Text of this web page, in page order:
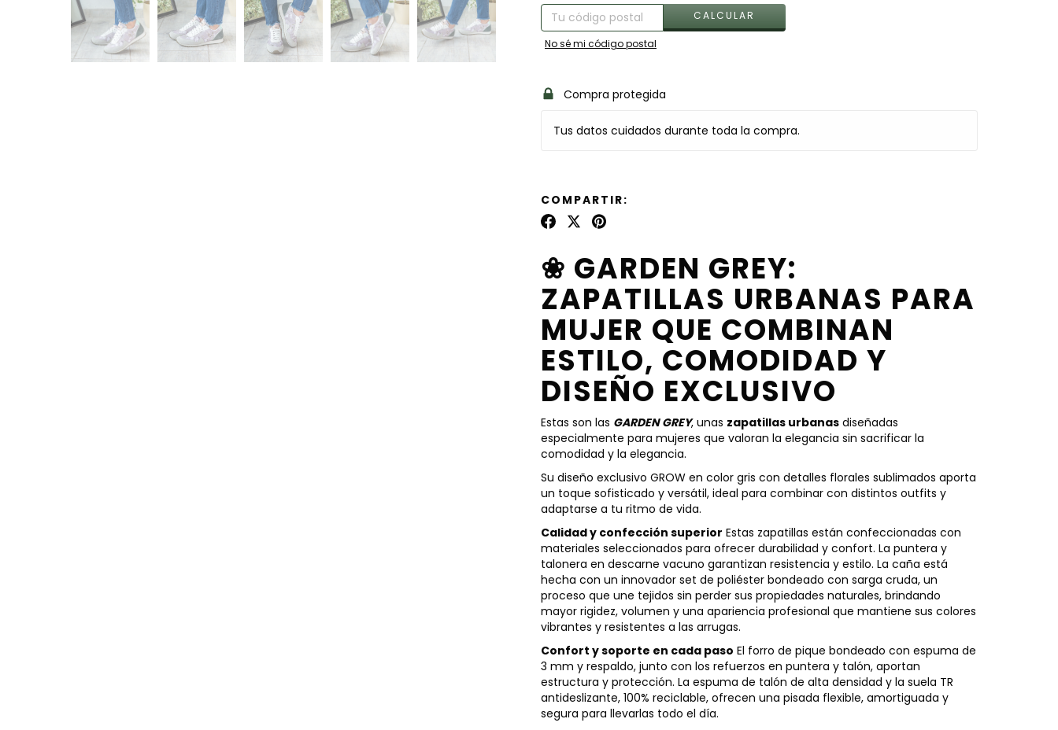
CALCULAR
No sé mi código postal
Compra protegida
Tus datos cuidados durante toda la compra.
COMPARTIR:
❀ GARDEN GREY:
ZAPATILLAS URBANAS PARA
MUJER QUE COMBINAN
ESTILO, COMODIDAD Y
DISEÑO EXCLUSIVO
Estas son las GARDEN GREY, unas zapatillas urbanas diseñadas
especialmente para mujeres que valoran la elegancia sin sacrificar la
comodidad y la elegancia.
Su diseño exclusivo GROW en color gris con detalles florales sublimados aporta
un toque sofisticado y versátil, ideal para combinar con distintos outfits y
adaptarse a tu ritmo de vida.
Calidad y confección superior Estas zapatillas están confeccionadas con
materiales seleccionados para ofrecer durabilidad y confort. La puntera y
talonera en descarne vacuno garantizan resistencia y estilo. La caña está
hecha con un innovador set de poliéster bondeado con sarga cruda, un
proceso que une tejidos sin perder sus propiedades naturales, brindando
mayor rigidez, volumen y una apariencia profesional que mantiene sus colores
vibrantes y resistentes a las arrugas.
Confort y soporte en cada paso El forro de pique bondeado con espuma de
3 mm y respaldo, junto con los refuerzos en puntera y talón, aportan
estructura y protección. La espuma de talón de alta densidad y la suela TR
antideslizante, 100% reciclable, ofrecen una pisada flexible, amortiguada y
segura para llevarlas todo el día.